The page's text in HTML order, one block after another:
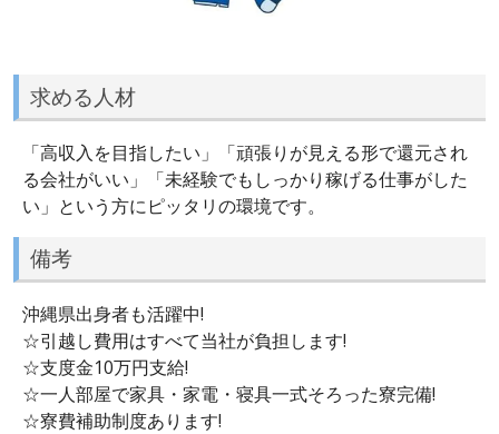
求める人材
「高収入を目指したい」「頑張りが見える形で還元され
る会社がいい」「未経験でもしっかり稼げる仕事がした
い」という方にピッタリの環境です。
備考
沖縄県出身者も活躍中!
☆引越し費用はすべて当社が負担します!
☆支度金10万円支給!
☆一人部屋で家具・家電・寝具一式そろった寮完備!
☆寮費補助制度あります!